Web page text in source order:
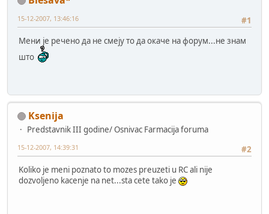
#1
15-12-2007, 13:46:16
Мени је речено да не смеју то да окаче на форум...не знам
што
Ksenija
Predstavnik III godine/ Osnivac Farmacija foruma
#2
15-12-2007, 14:39:31
Koliko je meni poznato to mozes preuzeti u RC ali nije
dozvoljeno kacenje na net...sta cete tako je